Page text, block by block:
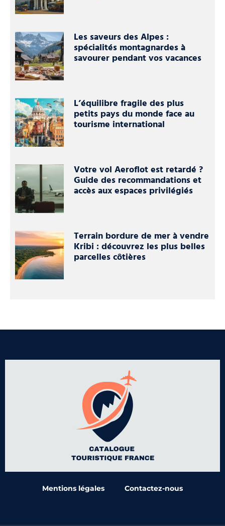
Les saveurs des Alpes :
spécialités montagnardes à
savourer pendant vos vacances
L’équilibre fragile des plus
petits pays du monde face au
tourisme international
Votre vol Aeroflot est retardé ?
Guide des recommandations et
accès aux espaces privilégiés
Terrain bordure de mer à vendre
Kribi : découvrez les plus belles
parcelles côtières
Mentions légales Contactez-nous